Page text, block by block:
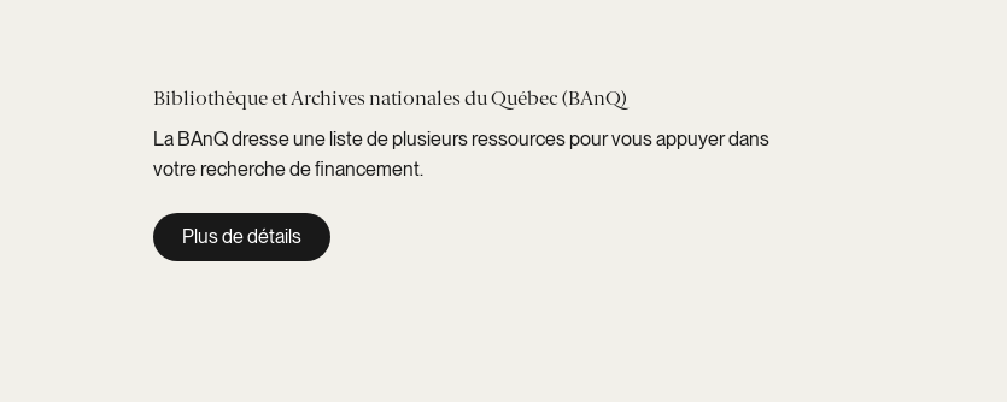
Bibliothèque et Archives nationales du Québec (BAnQ)
La BAnQ dresse une liste de plusieurs ressources pour vous appuyer dans
votre recherche de financement.
Plus de détails